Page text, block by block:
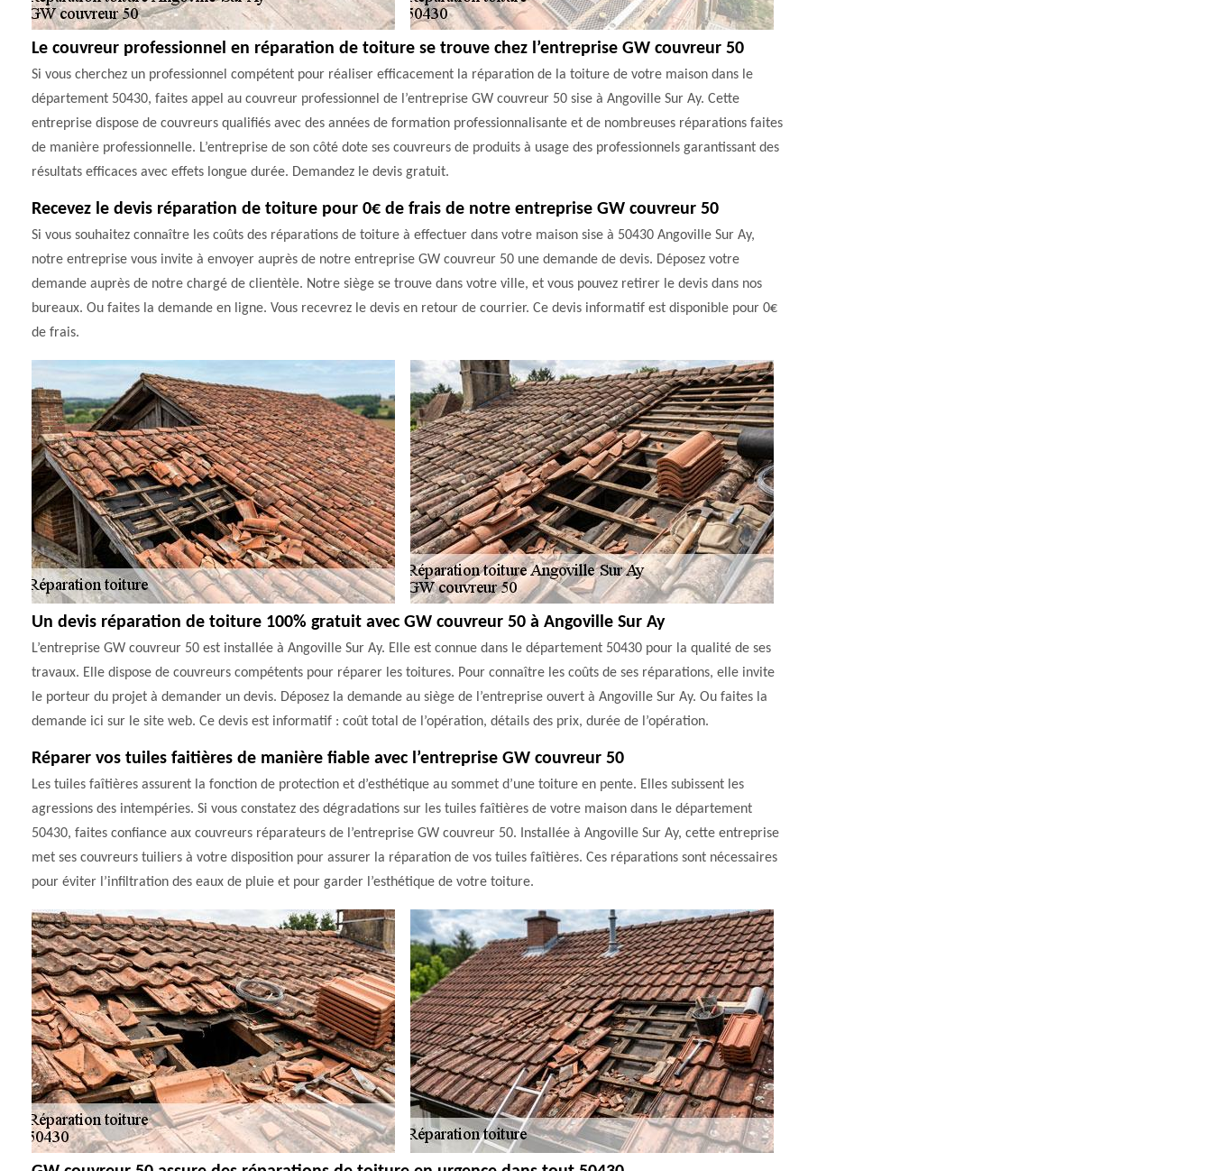
Le couvreur professionnel en réparation de toiture se trouve chez l’entreprise GW couvreur 50
Si vous cherchez un professionnel compétent pour réaliser efficacement la réparation de la toiture de votre maison dans le
département 50430, faites appel au couvreur professionnel de l’entreprise GW couvreur 50 sise à Angoville Sur Ay. Cette
entreprise dispose de couvreurs qualifiés avec des années de formation professionnalisante et de nombreuses réparations faites
de manière professionnelle. L’entreprise de son côté dote ses couvreurs de produits à usage des professionnels garantissant des
résultats efficaces avec effets longue durée. Demandez le devis gratuit.
Recevez le devis réparation de toiture pour 0€ de frais de notre entreprise GW couvreur 50
Si vous souhaitez connaître les coûts des réparations de toiture à effectuer dans votre maison sise à 50430 Angoville Sur Ay,
notre entreprise vous invite à envoyer auprès de notre entreprise GW couvreur 50 une demande de devis. Déposez votre
demande auprès de notre chargé de clientèle. Notre siège se trouve dans votre ville, et vous pouvez retirer le devis dans nos
bureaux. Ou faites la demande en ligne. Vous recevrez le devis en retour de courrier. Ce devis informatif est disponible pour 0€
de frais.
Un devis réparation de toiture 100% gratuit avec GW couvreur 50 à Angoville Sur Ay
L’entreprise GW couvreur 50 est installée à Angoville Sur Ay. Elle est connue dans le département 50430 pour la qualité de ses
travaux. Elle dispose de couvreurs compétents pour réparer les toitures. Pour connaître les coûts de ses réparations, elle invite
le porteur du projet à demander un devis. Déposez la demande au siège de l’entreprise ouvert à Angoville Sur Ay. Ou faites la
demande ici sur le site web. Ce devis est informatif : coût total de l’opération, détails des prix, durée de l’opération.
Réparer vos tuiles faitières de manière fiable avec l’entreprise GW couvreur 50
Les tuiles faîtières assurent la fonction de protection et d’esthétique au sommet d’une toiture en pente. Elles subissent les
agressions des intempéries. Si vous constatez des dégradations sur les tuiles faîtières de votre maison dans le département
50430, faites confiance aux couvreurs réparateurs de l’entreprise GW couvreur 50. Installée à Angoville Sur Ay, cette entreprise
met ses couvreurs tuiliers à votre disposition pour assurer la réparation de vos tuiles faîtières. Ces réparations sont nécessaires
pour éviter l’infiltration des eaux de pluie et pour garder l’esthétique de votre toiture.